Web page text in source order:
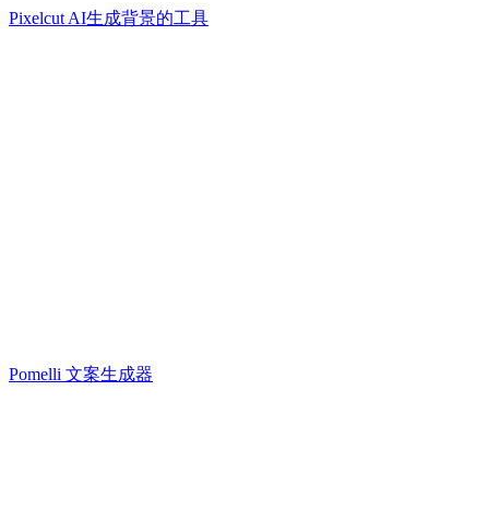
Pixelcut AI生成背景的工具
Pomelli 文案生成器